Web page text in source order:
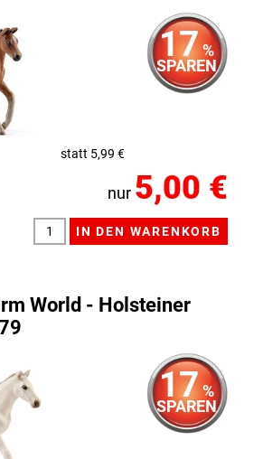
17 %
SPAREN
statt 5,99 €
nur 5,00 €
World - Holsteiner
17 %
SPAREN